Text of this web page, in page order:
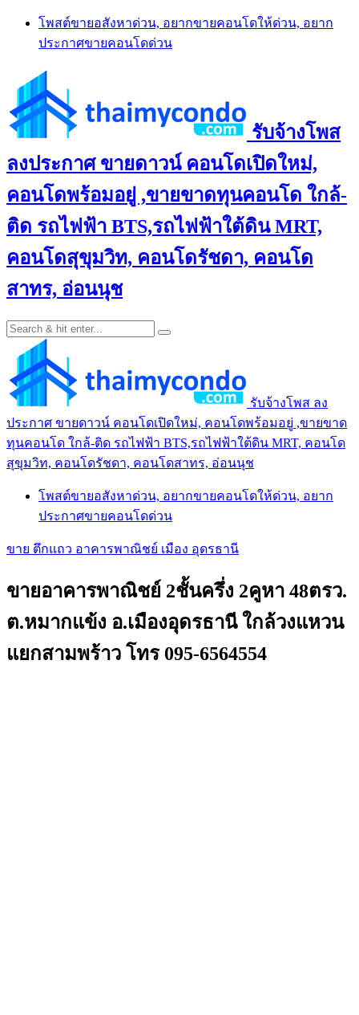
Skip
content
โพสต์ขายอสังหาด่วน, อยากขายคอนโดให้ด่วน, อยาก
ประกาศขายคอนโดด่วน
รับจ้างโพส
ลงประกาศ ขายดาวน์ คอนโดเปิดใหม่,
คอนโดพร้อมอยู่ ,ขายขาดทุนคอนโด ใกล้-
ติด รถไฟฟ้า BTS,รถไฟฟ้าใต้ดิน MRT,
คอนโดสุขุมวิท, คอนโดรัชดา, คอนโด
สาทร, อ่อนนุช
รับจ้างโพส ลง
ประกาศ ขายดาวน์ คอนโดเปิดใหม่, คอนโดพร้อมอยู่ ,ขายขาด
ทุนคอนโด ใกล้-ติด รถไฟฟ้า BTS,รถไฟฟ้าใต้ดิน MRT, คอนโด
สุขุมวิท, คอนโดรัชดา, คอนโดสาทร, อ่อนนุช
โพสต์ขายอสังหาด่วน, อยากขายคอนโดให้ด่วน, อยาก
ประกาศขายคอนโดด่วน
ขาย ตึกแถว อาคารพาณิชย์ เมือง อุดรธานี
ขายอาคารพาณิชย์ 2ชั้นครึ่ง 2คูหา 48ตรว.
ต.หมากแข้ง อ.เมืองอุดรธานี ใกล้วงแหวน
แยกสามพร้าว โทร 095-6564554